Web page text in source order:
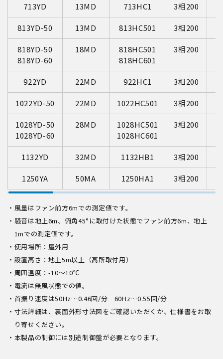
713YD 13MD 713HC1 3相200
813YD-50 13MD 813HC501 3相200
818YD-50
818YD-60
18MD
818HC501
818HC601
3相200
922YD 22MD 922HC1 3相200
1022YD-50 22MD 1022HC501 3相200
1028YD-50
1028YD-60
28MD
1028HC501
1028HC601
3相200
1132YD 32MD 1132HB1 3相200
1250YA 50MA 1250HA1 3相200
風量はファン前方6mでの測定値です。
騒音は地上6m、俯角45°に取付けた状態でファン前方6m、地上
1mでの測定値です。
使用場所：屋外用
設置高さ：地上5m以上（高所取付用）
周囲温度：-10〜10℃
電流は無風状態での値。
首振り速度は50Hz…0.46回/分 60Hz…0.55回/分
寸法詳細は、裏面外形寸法図をご確認いただくか、仕様書をお取
り寄せください。
本製品の制御には別途制御盤が必要となります。